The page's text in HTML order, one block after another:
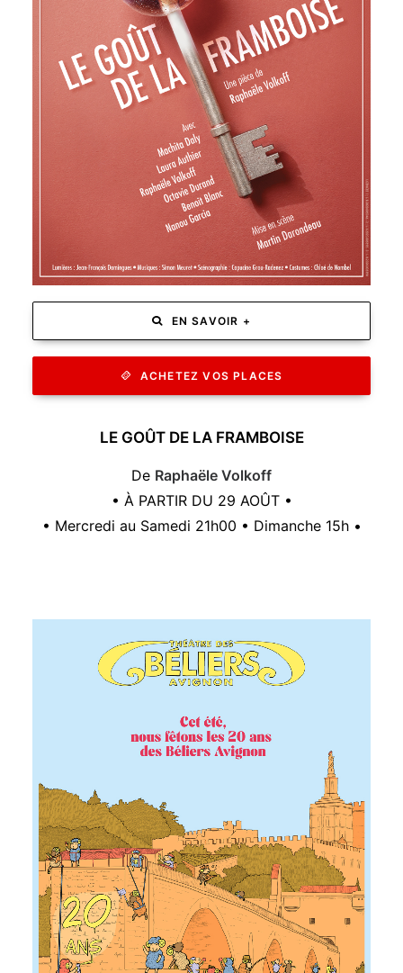
EN SAVOIR PLUS
EN SAVOIR +
ACHETEZ VOS PLACES
LE GOÛT DE LA FRAMBOISE
De Raphaële Volkoff
• À PARTIR DU 29 AOÛT •
• Mercredi au Samedi 21h00 • Dimanche 15h •
EN SAVOIR PLUS